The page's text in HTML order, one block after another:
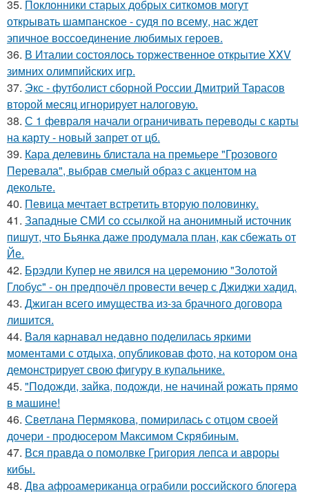
35. Поклонники старых добрых ситкомов могут
открывать шампанское - судя по всему, нас ждет
эпичное воссоединение любимых героев.
36. В Италии состоялось торжественное открытие XXV
зимних олимпийских игр.
37. Экс - футболист сборной России Дмитрий Тарасов
второй месяц игнорирует налоговую.
38. С 1 февраля начали ограничивать переводы с карты
на карту - новый запрет от цб.
39. Кара делевинь блистала на премьере "Грозового
Перевала", выбрав смелый образ с акцентом на
декольте.
40. Певица мечтает встретить вторую половинку.
41. Западные СМИ со ссылкой на анонимный источник
пишут, что Бьянка даже продумала план, как сбежать от
Йе.
42. Брэдли Купер не явился на церемонию "Золотой
Глобус" - он предпочёл провести вечер с Джиджи хадид.
43. Джиган всего имущества из-за брачного договора
лишится.
44. Валя карнавал недавно поделилась яркими
моментами с отдыха, опубликовав фото, на котором она
демонстрирует свою фигуру в купальнике.
45. "Подожди, зайка, подожди, не начинай рожать прямо
в машине!
46. Светлана Пермякова, помирилась с отцом своей
дочери - продюсером Максимом Скрябиным.
47. Вся правда о помолвке Григория лепса и авроры
кибы.
48. Два афроамериканца ограбили российского блогера